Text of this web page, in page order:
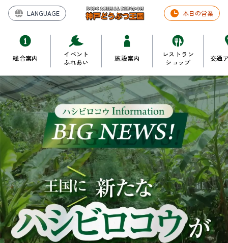
LANGUAGE 本日の営業
総合案内
イベント
ふれあい
施設案内
レストラン
ショップ
交通